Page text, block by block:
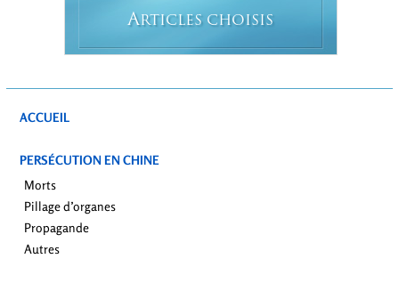
ARTICLES CHOISIS
ACCUEIL
PERSÉCUTION EN CHINE
Morts
Pillage d’organes
Propagande
Autres